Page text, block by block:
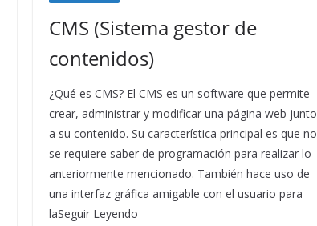
CMS (Sistema gestor de
contenidos)
¿Qué es CMS? El CMS es un software que permite
crear, administrar y modificar una página web junto
a su contenido. Su característica principal es que no
se requiere saber de programación para realizar lo
anteriormente mencionado. También hace uso de
una interfaz gráfica amigable con el usuario para
laSeguir Leyendo